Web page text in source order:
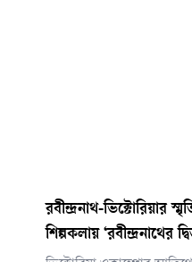
রবীন্দ্রনাথ-ভিক্টোরিয়ার
শিল্পকলায় ‘রবীন্দ্রনাথের